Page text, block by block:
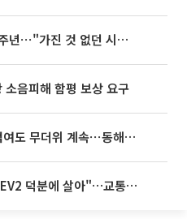
임영웅, 어느덧 데뷔 10주년⋯"가진 것 없던 시절, 내 앞엔 20명의 팬뿐"
음피해 함평 보상 요구
[내일 날씨] 폭염 한풀 꺾여도 무더위 계속⋯동해안 이틀 연속 비
'굿 윌 헌팅' 배우 "기아 EV2 덕분에 살아"…교통사고 후 안전성 극찬